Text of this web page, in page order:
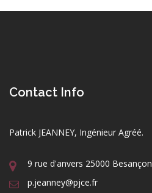
Contact Info
Patrick JEANNEY, Ingénieur Agréé.
9 rue d'anvers 25000 Besançon
p.jeanney@pjce.fr